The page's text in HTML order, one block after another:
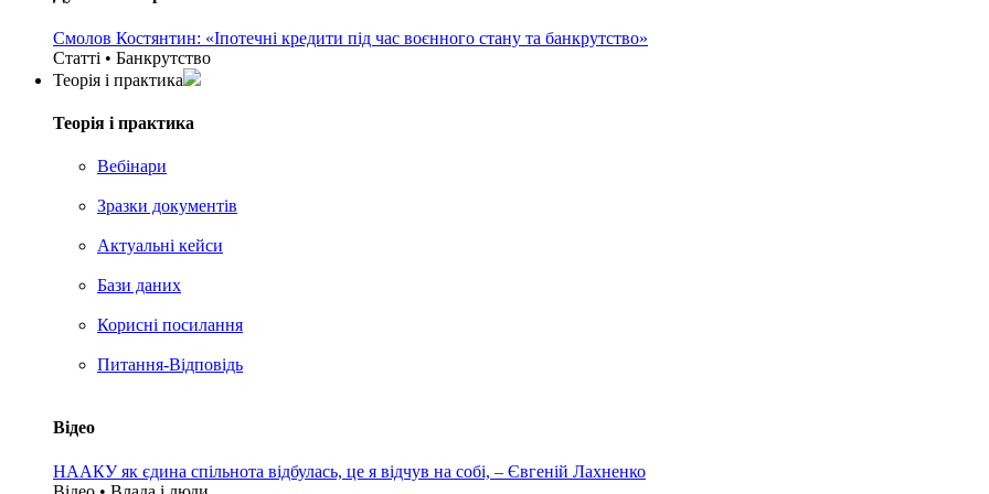
Смолов Костянтин: «Іпотечні кредити під час воєнного стану та банкрутство»
Статті • Банкрутство
Теорія i практика
Теорія i практика
Вебінари
Зразки документів
Актуальні кейси
Бази даних
Корисні посилання
Питання-Відповідь
Відео
НААКУ як єдина спільнота відбулась, це я відчув на собі, – Євгеній Лахненко